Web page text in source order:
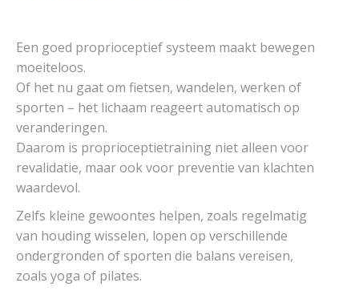
Een goed proprioceptief systeem maakt bewegen
moeiteloos.
Of het nu gaat om fietsen, wandelen, werken of
sporten – het lichaam reageert automatisch op
veranderingen.
Daarom is proprioceptietraining niet alleen voor
revalidatie, maar ook voor preventie van klachten
waardevol.
Zelfs kleine gewoontes helpen, zoals regelmatig
van houding wisselen, lopen op verschillende
ondergronden of sporten die balans vereisen,
zoals yoga of pilates.